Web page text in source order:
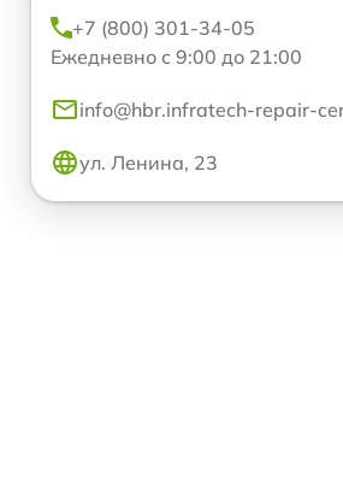
+7 (800) 301-34-05
Ежедневно с 9:00 до 21:00
info@hbr.infratech-repair-
ул. Ленина, 23